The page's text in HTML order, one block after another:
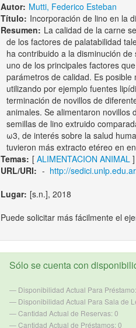
Autor: Mutti, Federico Esteban
Título: Incorporación de lino en la
Resumen: La calidad de la carne
de los factores de palatabilidad
ha contribuido a la disminución
uno de los principales factores
parámetros de calidad. Es
utilizando por ejemplo fuentes
terminación de novillos de
animales. Se alimentaron novillos
semillas de lino extruido
ω3, de interés sobre la salud
tuvieron más extracto etéreo en
Temas: [ ALIMENTACION ANIMAL]
URL/URI: - http://
Lugar: [s.n.], 2018
Puede solicitar más fácilmente el
Sólo se cuenta con
Disponibilidad Actual Para
Disponibilidad Actual Para Sala de
Cantidad Actual de Reservas: 0
Cantidad Actual de Préstamos: 0